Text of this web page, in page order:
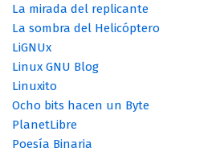
La mirada del replicante
La sombra del Helicóptero
LiGNUx
Linux GNU Blog
Linuxito
Ocho bits hacen un Byte
PlanetLibre
Poesía Binaria